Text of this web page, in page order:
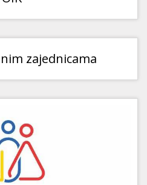
zajednicama